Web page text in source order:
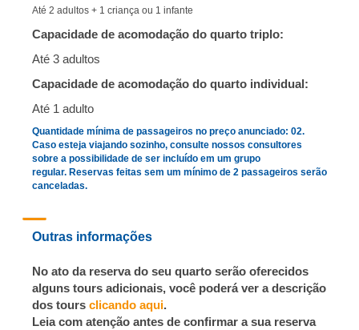
Até 2 adultos + 1 criança ou 1 infante
Capacidade de acomodação do quarto triplo:
Até 3 adultos
Capacidade de acomodação do quarto individual:
Até 1 adulto
Quantidade mínima de passageiros no preço anunciado: 02.
Caso esteja viajando sozinho, consulte nossos consultores
sobre a possibilidade de ser incluído em um grupo
regular. Reservas feitas sem um mínimo de 2 passageiros serão
canceladas.
Outras informações
No ato da reserva do seu quarto serão oferecidos
alguns tours adicionais, você poderá ver a descrição
dos tours clicando aqui.
Leia com atenção antes de confirmar a sua reserva